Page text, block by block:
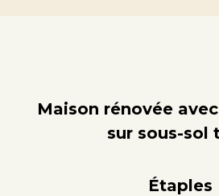
Maison rénovée
sur sous-sol
Étaples